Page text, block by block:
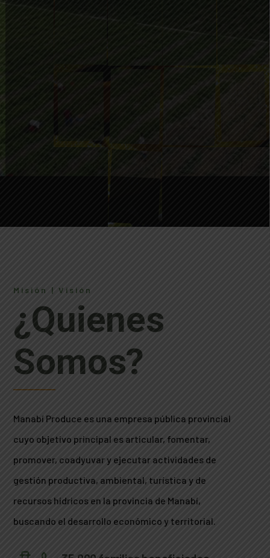
Misión | Visión
¿Quienes
Somos?
Manabí Produce es una empresa pública provincial
cuyo objetivo principal es articular, fomentar,
promover, coadyuvar y ejecutar actividades de
gestión productiva, ambiental, turística y de
recursos hídricos en la provincia de Manabí,
buscando el desarrollo económico y territorial.